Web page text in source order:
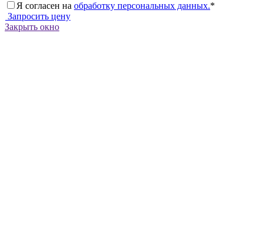
Я согласен на обработку персональных данных.*
Запросить цену
Закрыть окно